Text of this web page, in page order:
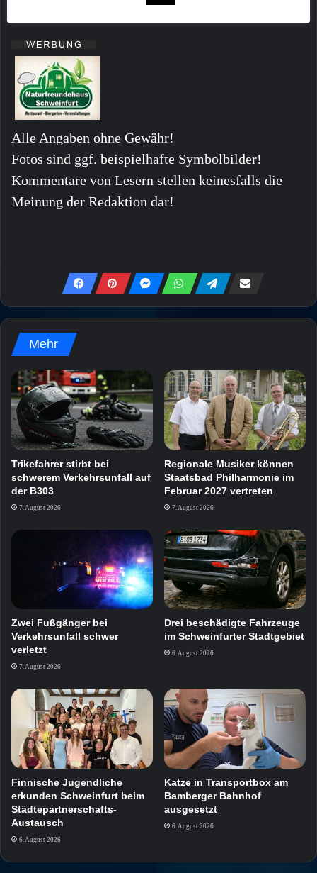
Alle Angaben ohne Gewähr!
Fotos sind ggf. beispielhafte Symbolbilder!
Kommentare von Lesern stellen keinesfalls die
Meinung der Redaktion dar!
Mehr
Trikefahrer stirbt bei
schwerem Verkehrsunfall auf
der B303
7. August 2026
Regionale Musiker können
Staatsbad Philharmonie im
Februar 2027 vertreten
7. August 2026
Zwei Fußgänger bei
Verkehrsunfall schwer
verletzt
7. August 2026
Drei beschädigte Fahrzeuge
im Schweinfurter Stadtgebiet
6. August 2026
Finnische Jugendliche
erkunden Schweinfurt beim
Städtepartnerschafts-
Austausch
6. August 2026
Katze in Transportbox am
Bamberger Bahnhof
ausgesetzt
6. August 2026